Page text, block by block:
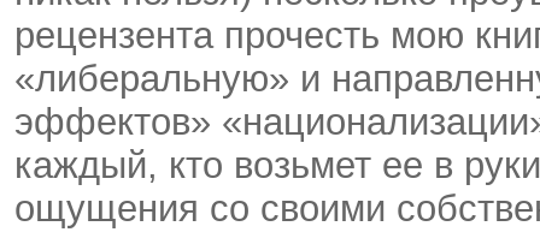
рецензента прочесть мою
«либеральную» и
эффектов»
каждый, кто возьмет ее в
ощущения со своими